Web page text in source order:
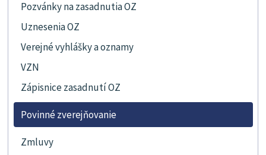
Pozvánky na zasadnutia OZ
Uznesenia OZ
Verejné vyhlášky a oznamy
VZN
Zápisnice zasadnutí OZ
Povinné zverejňovanie
Zmluvy